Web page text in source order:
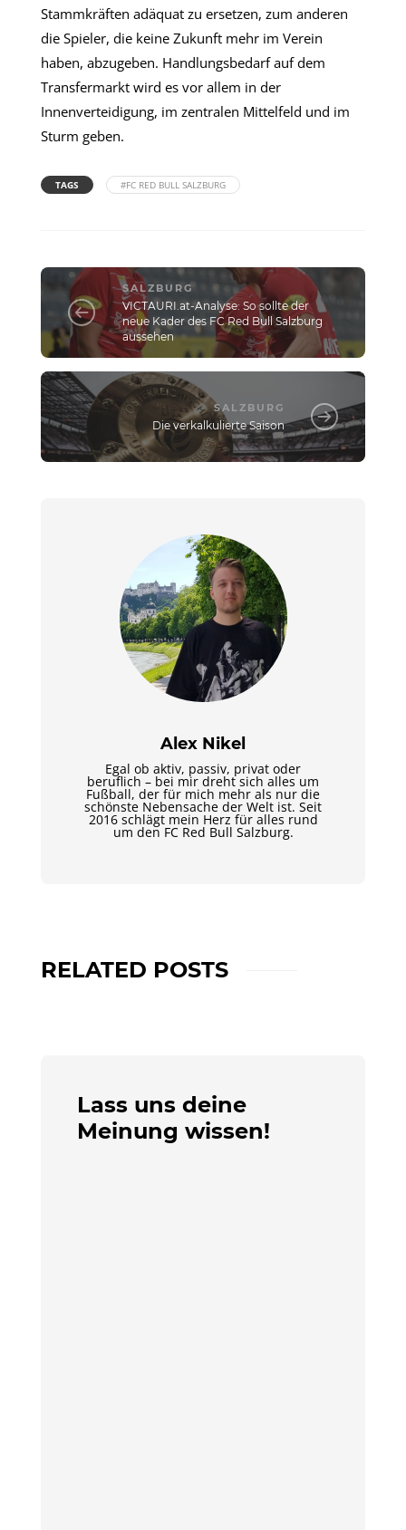
Stammkräften adäquat zu ersetzen, zum anderen
die Spieler, die keine Zukunft mehr im Verein
haben, abzugeben. Handlungsbedarf auf dem
Transfermarkt wird es vor allem in der
Innenverteidigung, im zentralen Mittelfeld und im
Sturm geben.
TAGS #FC RED BULL SALZBURG
SALZBURG
VICTAURI.at-Analyse: So sollte der
neue Kader des FC Red Bull Salzburg
aussehen
SALZBURG
Die verkalkulierte Saison
Alex Nikel
Egal ob aktiv, passiv, privat oder
beruflich – bei mir dreht sich alles um
Fußball, der für mich mehr als nur die
schönste Nebensache der Welt ist. Seit
2016 schlägt mein Herz für alles rund
um den FC Red Bull Salzburg.
RELATED POSTS
Lass uns deine
Meinung wissen!